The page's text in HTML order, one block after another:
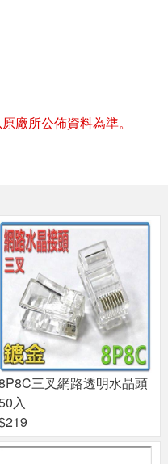
廠所公佈資料為準。
三叉網路透明水晶頭
入